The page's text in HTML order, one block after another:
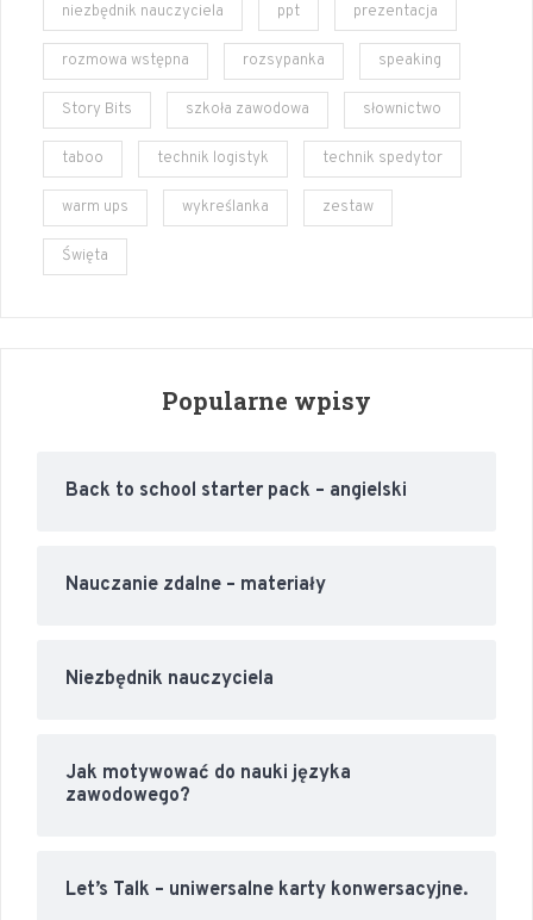
niezbędnik nauczyciela ppt prezentacja
rozmowa wstępna rozsypanka speaking
Story Bits szkoła zawodowa słownictwo
taboo technik logistyk technik spedytor
warm ups wykreślanka zestaw
Święta
Popularne wpisy
Back to school starter pack – angielski
Nauczanie zdalne – materiały
Niezbędnik nauczyciela
Jak motywować do nauki języka
zawodowego?
Let’s Talk – uniwersalne karty konwersacyjne.